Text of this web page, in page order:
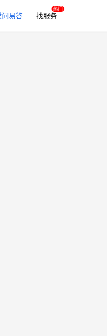
问易答 找服务